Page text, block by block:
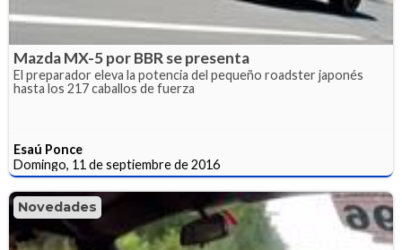
Mazda MX-5 por BBR se presenta
El preparador eleva la potencia del pequeño roadster japonés
hasta los 217 caballos de fuerza
Esaú Ponce
Domingo, 11 de septiembre de 2016
Novedades